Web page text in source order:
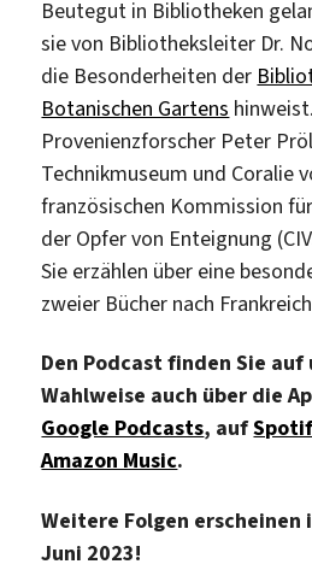
Beutegut in Bibliotheken
sie von Bibliotheksleiter Dr.
die Besonderheiten der
Botanischen Gartens
Provenienzforscher Peter
Technikmuseum und Coralie
französischen Kommission
der Opfer von Enteignung
Sie erzählen über eine
zweier Bücher nach
Den Podcast finden Sie
Wahlweise auch über die
Google Podcasts, auf
Amazon Music.
Weitere Folgen erscheinen
Juni 2023!